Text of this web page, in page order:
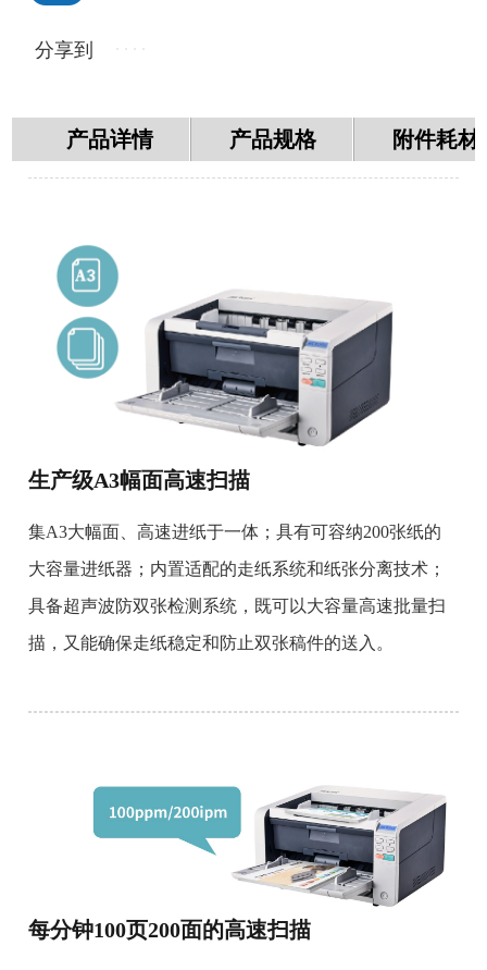
分享到
产品详情 产品规格 附件耗材
生产级A3幅面高速扫描
集A3大幅面、高速进纸于一体；具有可容纳200张纸的
大容量进纸器；内置适配的走纸系统和纸张分离技术；
具备超声波防双张检测系统，既可以大容量高速批量扫
描，又能确保走纸稳定和防止双张稿件的送入。
每分钟100页200面的高速扫描